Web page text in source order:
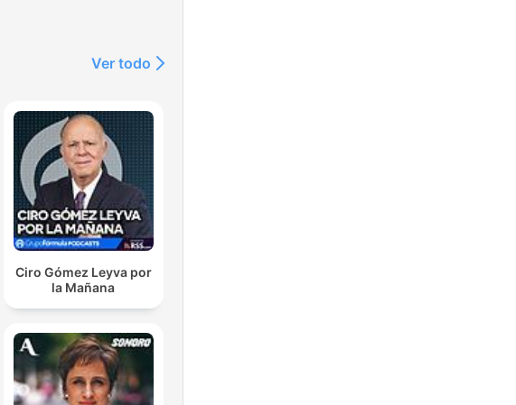
Ver todo
Ciro Gómez Leyva por
la Mañana